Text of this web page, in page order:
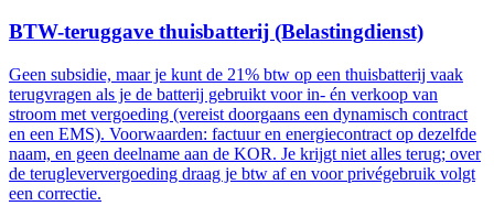
BTW-teruggave thuisbatterij (Belastingdienst)
Geen subsidie, maar je kunt de 21% btw op een thuisbatterij vaak
terugvragen als je de batterij gebruikt voor in- én verkoop van
stroom met vergoeding (vereist doorgaans een dynamisch contract
en een EMS). Voorwaarden: factuur en energiecontract op dezelfde
naam, en geen deelname aan de KOR. Je krijgt niet alles terug; over
de terugleververgoeding draag je btw af en voor privégebruik volgt
een correctie.